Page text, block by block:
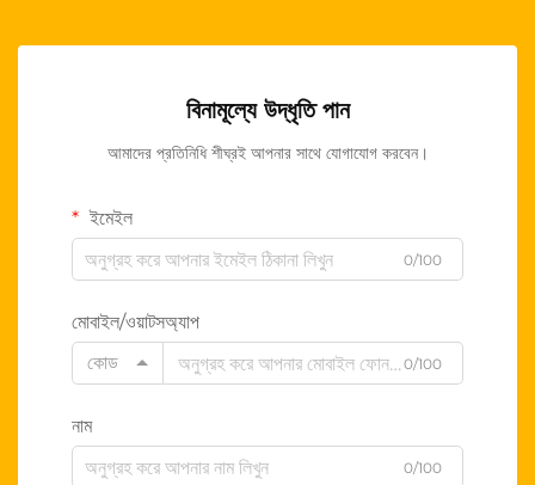
বিনামূল্যে উদ্ধৃতি পান
আমাদের প্রতিনিধি শীঘ্রই আপনার সাথে যোগাযোগ করবেন।
ইমেইল
0/100
মোবাইল/ওয়াটসঅ্যাপ
কোড
0/100
নাম
0/100